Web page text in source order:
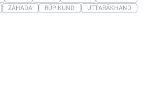
ZÁHADA RÚP KUND UTTARÁKHAND